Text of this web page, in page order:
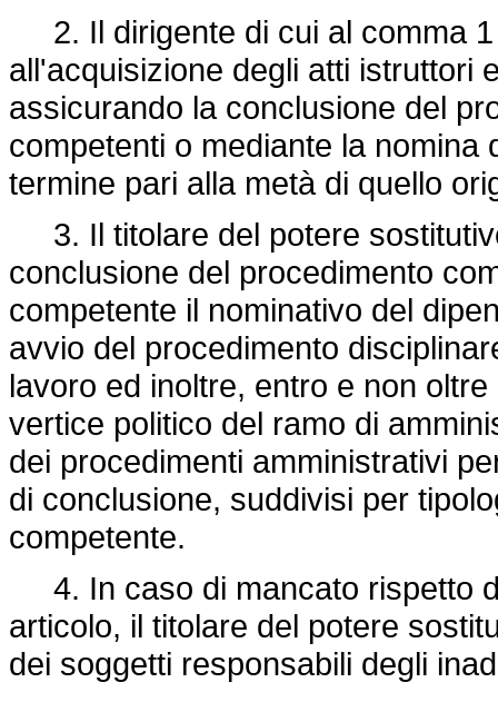
2. Il dirigente di cui al comma
all'acquisizione degli atti istruttori
assicurando la conclusione del
competenti o mediante la
termine pari alla metà di quello
3. Il titolare del potere
conclusione del procedimento
competente il nominativo del
avvio del procedimento
lavoro ed inoltre, entro e non
vertice politico del ramo di
dei procedimenti amministrativi
di conclusione, suddivisi per
competente.
4. In caso di mancato rispetto
articolo, il titolare del potere
dei soggetti responsabili degli